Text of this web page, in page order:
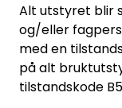
Alt utstyret blir
og/eller
med en
på alt
tilstandskode